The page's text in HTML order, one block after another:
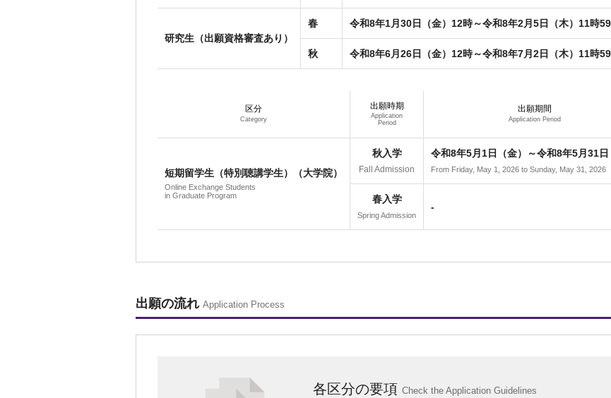
研究生（出願資格審査あり）
春 令和8年1月30日（金）12時～令和8年2月5日（木）11時
秋 令和8年6月26日（金）12時～令和8年7月2日（木）11時
区分
Category
出願時期
Application
Period
出願期間
Application Period
短期留学生（特別聴講学生）（大学院）
Online Exchange Students
in Graduate Program
秋入学
Fall Admission
令和8年5月1日（金）～令和8年5月31日
From Friday, May 1, 2026 to Sunday, May 31, 2026
春入学
Spring Admission
-
出願の流れ Application Process
各区分の要項 Check the Application Guidelines